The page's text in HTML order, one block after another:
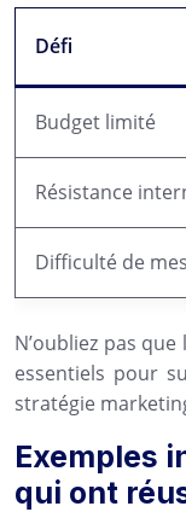
Défi
Budget limité
Résistance
Difficulté de
N’oubliez pas
essentiels pour
stratégie
Exemples
qui ont